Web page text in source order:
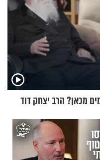
מכאן? הרב יצחק דוד